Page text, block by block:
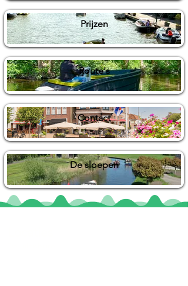
Prijzen
Route's
Contact
De sloepen